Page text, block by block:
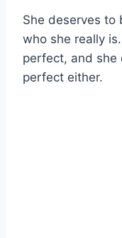
She deserves to
who she really
perfect, and she
perfect either.